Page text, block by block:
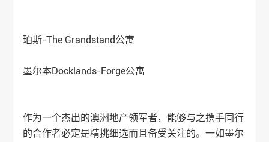
珀斯-The Grandstand公寓
墨尔本Docklands-Forge公寓
作为一个杰出的澳洲地产领军者，能够与之携手同行
的合作者必定是精挑细选而且备受关注的。一如墨尔